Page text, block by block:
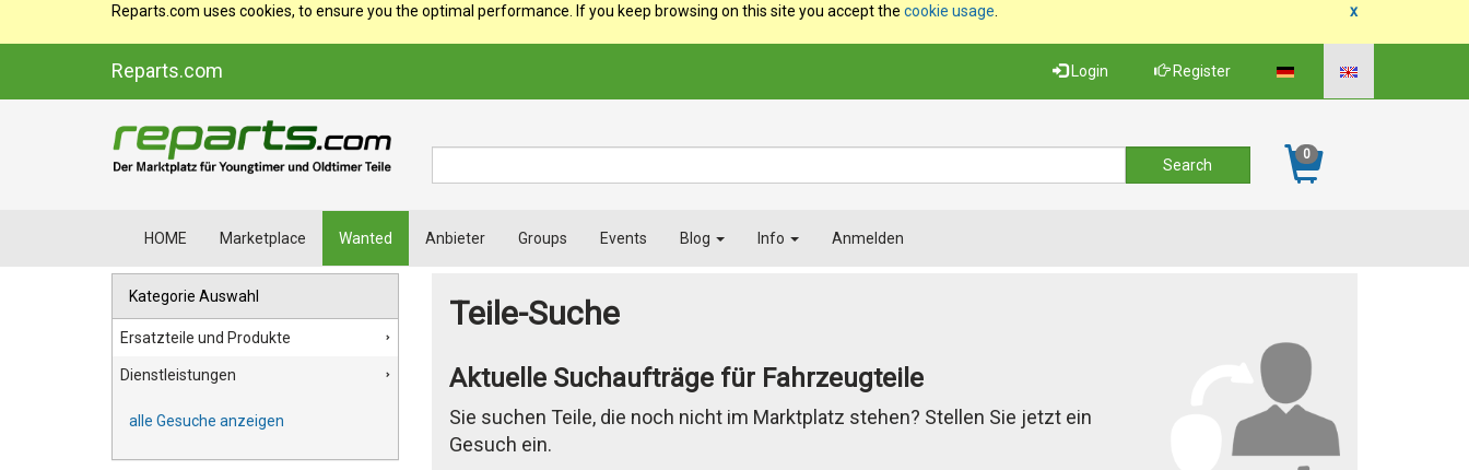
x
Reparts.com uses cookies, to ensure you the optimal performance. If you keep browsing on this site you accept the cookie usage
Reparts.com Login Register
0
HOME Marketplace Wanted Anbieter Groups Events Blog Info Anmelden
Teile-Suche
Aktuelle Suchaufträge für Fahrzeugteile
Sie suchen Teile, die noch nicht im Marktplatz stehen? Stellen Sie jetzt ein
Gesuch ein.
Kategorie Auswahl
Ersatzteile und Produkte
Dienstleistungen
alle Gesuche anzeigen